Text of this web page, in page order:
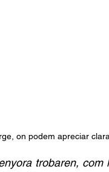
on podem apreciar
trobaren,